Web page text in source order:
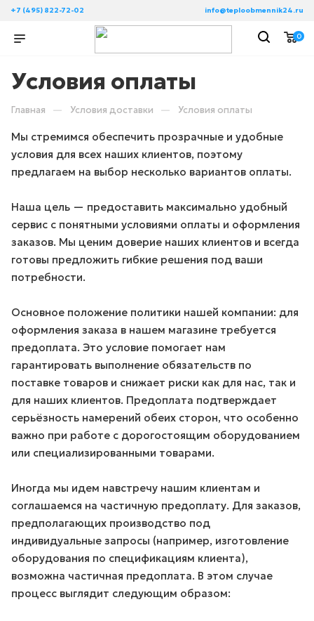
+7 (495) 822-72-02 info@teploobmennik24.ru
0
Условия оплаты
Главная — Условия доставки — Условия оплаты
Мы стремимся обеспечить прозрачные и удобные
условия для всех наших клиентов, поэтому
предлагаем на выбор несколько вариантов оплаты.
Наша цель — предоставить максимально удобный
сервис с понятными условиями оплаты и оформления
заказов. Мы ценим доверие наших клиентов и всегда
готовы предложить гибкие решения под ваши
потребности.
Основное положение политики нашей компании: для
оформления заказа в нашем магазине требуется
предоплата. Это условие помогает нам
гарантировать выполнение обязательств по
поставке товаров и снижает риски как для нас, так и
для наших клиентов. Предоплата подтверждает
серьёзность намерений обеих сторон, что особенно
важно при работе с дорогостоящим оборудованием
или специализированными товарами.
Иногда мы идем навстречу нашим клиентам и
соглашаемся на частичную предоплату. Для заказов,
предполагающих производство под
индивидуальные запросы (например, изготовление
оборудования по спецификациям клиента),
возможна частичная предоплата. В этом случае
процесс выглядит следующим образом: